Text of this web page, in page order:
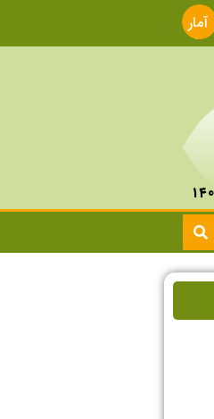
آمار
سایت